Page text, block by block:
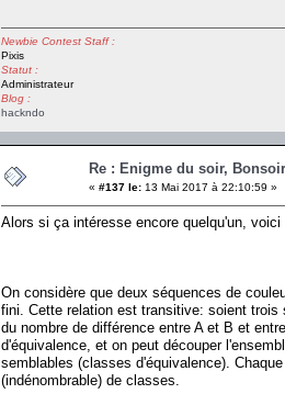
Newbie Contest Staff :
Pixis
Statut :
Administrateur
Blog :
hackndo
Re : Enigme du soir,
« #137 le: 13 Mai 2017 à 22:10:59 »
Alors si ça intéresse encore quelqu'un,
On considère que deux séquences de
fini. Cette relation est transitive: soient
du nombre de différence entre A et B et
d'équivalence, et on peut découper
semblables (classes d'équivalence).
(indénombrable) de classes.